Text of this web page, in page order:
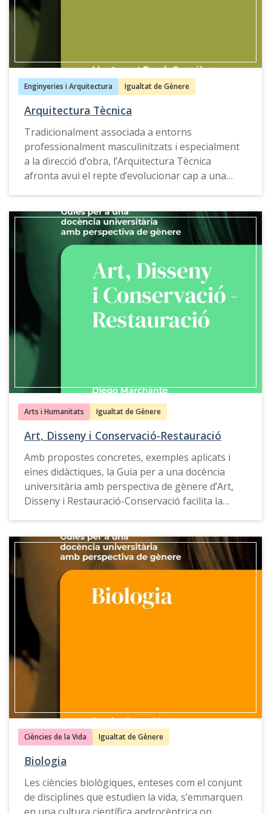
propostes, exemples de bones pràctiques,
recursos docents i eines de consulta que
la disciplina i reflexionar sobre el sexisme en la
docència i investigació, així com en la pràctica
professional.
Aquesta guia també està disponible en
anglés
gallec
Enginyeries i Arquitectura Igualtat de Gènere
Arquitectura Tècnica
Tradicionalment associada a entorns
professionalment masculinitzats i especialment
a la direcció d’obra, l’Arquitectura Tècnica
afronta avui el repte d’evolucionar cap a una
Arts i Humanitats Igualtat de Gènere
Art, Disseny i Conservació-Restauració
Amb propostes concretes, exemples aplicats i
eines didàctiques, la Guia per a una docència
universitària amb perspectiva de gènere d’Art,
Disseny i Restauració-Conservació facilita la
l’entorn docent.
Ciències de la Vida Igualtat de Gènere
Biologia
Les ciències biològiques, enteses com el conjunt
de disciplines que estudien la vida, s’emmarquen